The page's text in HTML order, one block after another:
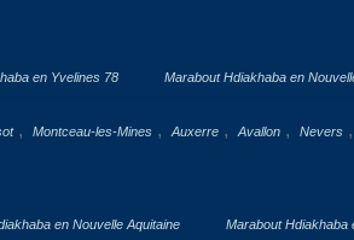
en Yvelines 78 Marabout Hdiakhaba en
, Montceau-les-Mines , Auxerre , Avallon , Nevers ,
en Nouvelle Aquitaine Marabout Hdiakhaba